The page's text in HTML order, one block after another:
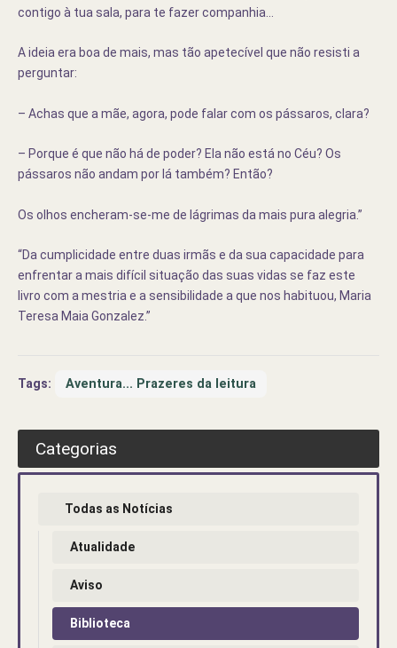
contigo à tua sala, para te fazer companhia…
A ideia era boa de mais, mas tão apetecível que não resisti a
perguntar:
– Achas que a mãe, agora, pode falar com os pássaros, clara?
– Porque é que não há de poder? Ela não está no Céu? Os
pássaros não andam por lá também? Então?
Os olhos encheram-se-me de lágrimas da mais pura alegria.”
“Da cumplicidade entre duas irmãs e da sua capacidade para
enfrentar a mais difícil situação das suas vidas se faz este
livro com a mestria e a sensibilidade a que nos habituou, Maria
Teresa Maia Gonzalez.”
Tags: Aventura... Prazeres da leitura
Categorias
Todas as Notícias
Atualidade
Aviso
Biblioteca